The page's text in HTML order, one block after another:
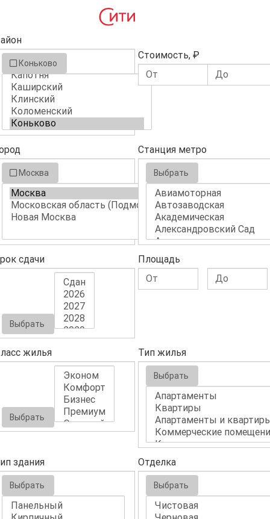
Коньково
Стоимость, ₽
Москва
Станция метро
Выбрать
сдачи
Выбрать
Площадь
жилья
Выбрать
Тип жилья
Выбрать
здания
Выбрать
Отделка
Выбрать